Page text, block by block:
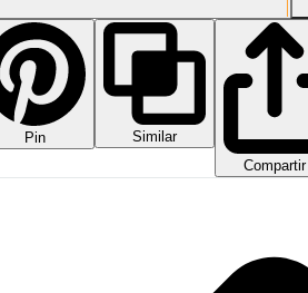
Pin
Similar
Compartir